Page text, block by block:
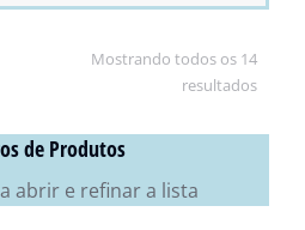
Mostrando todos os 14
resultados
de Produtos
abrir e refinar a lista